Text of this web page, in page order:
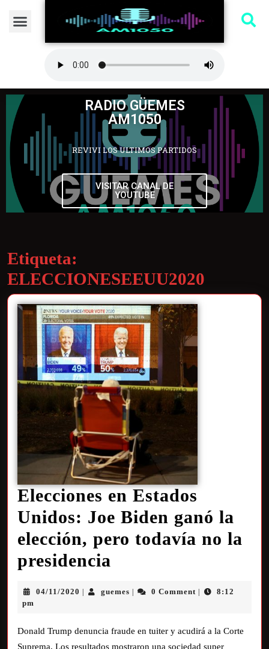
RADIO GÜEMES
AM1050
REVIVI LOS ULTIMOS PARTIDOS
VISITAR CANAL DE
YOUTUBE
Etiqueta:
ELECCIONESEEUU2020
Elecciones en Estados
Unidos: Joe Biden ganó la
elección, pero todavía no la
presidencia
04/11/2020 guemes 0 Comment
8:12
pm
Donald Trump denuncia fraude en tuiter y acudirá a la Corte
Suprema. Los resultados mostraron una sociedad super